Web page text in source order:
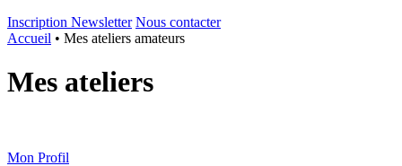
Inscription Newsletter Nous contacter
Accueil • Mes ateliers amateurs
Mes ateliers
Mon Profil